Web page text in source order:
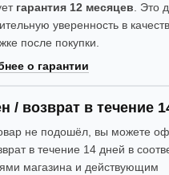
гарантия 12 месяцев . Это
уверенность в
после покупки.
о гарантии
/ возврат в течение
не подошёл, вы можете
в течение 14 дней в
магазина и действующим